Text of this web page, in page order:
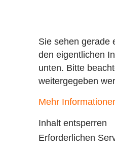
Sie sehen gerade
den eigentlichen
unten. Bitte
weitergegeben
Mehr
Inhalt entsperren
Erforderlichen